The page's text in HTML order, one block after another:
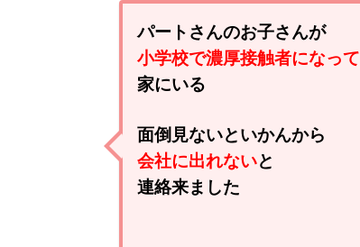
パートさんのお子さんが
小学校で濃厚接触者になって
家にいる
面倒見ないといかんから
会社に出れないと
連絡来ました